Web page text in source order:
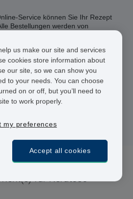
Service können Sie Ihr Rezept
Bestellungen werden von
bevor Sie aus unserer Partner-
Ärzte und Apotheker
h Lieferung
Bezahlung
für Keratose
us make our site and services
cookies store information about
our site, so we can show you
to your needs. You can choose
on or off, but you’ll need to
to work properly.
my preferences
Accept all cookies